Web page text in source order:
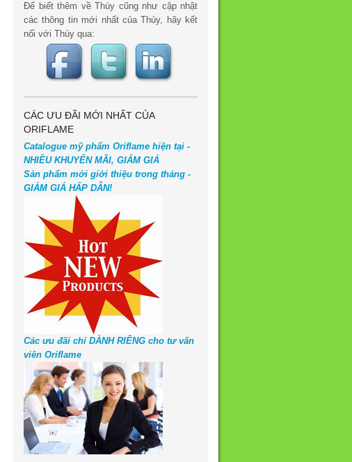
Để biết thêm về Thúy cũng như cập nhật
các thông tin mới nhất của Thúy, hãy kết
nối với Thúy qua:
CÁC ƯU ĐÃI MỚI NHẤT CỦA
ORIFLAME
Catalogue mỹ phẩm Oriflame hiện tại -
NHIỀU KHUYẾN MÃI, GIẢM GIÁ
Sản phẩm mới giới thiệu trong tháng -
GIẢM GIÁ HẤP DẪN!
Các ưu đãi chỉ DÀNH RIÊNG cho tư vấn
viên Oriflame